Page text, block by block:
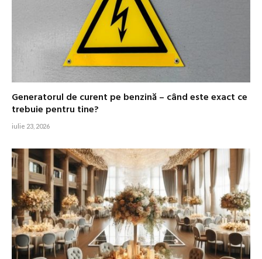
Generatorul de curent pe benzină – când este exact ce
trebuie pentru tine?
iulie 23, 2026